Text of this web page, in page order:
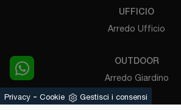
UFFICIO
Arredo Ufficio
OUTDOOR
Arredo Giardino
Pergole
Privacy - Cookie Gestisci i consensi